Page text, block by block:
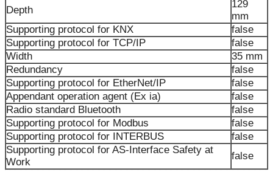
Depth
129
mm
Supporting protocol for KNX
false
Supporting protocol for TCP/IP
false
Width
35 mm
Redundancy
false
Supporting protocol for EtherNet/IP
false
Appendant operation agent (Ex ia)
false
Radio standard Bluetooth
false
Supporting protocol for Modbus
false
Supporting protocol for INTERBUS
false
Supporting protocol for AS-Interface Safety at
Work
false